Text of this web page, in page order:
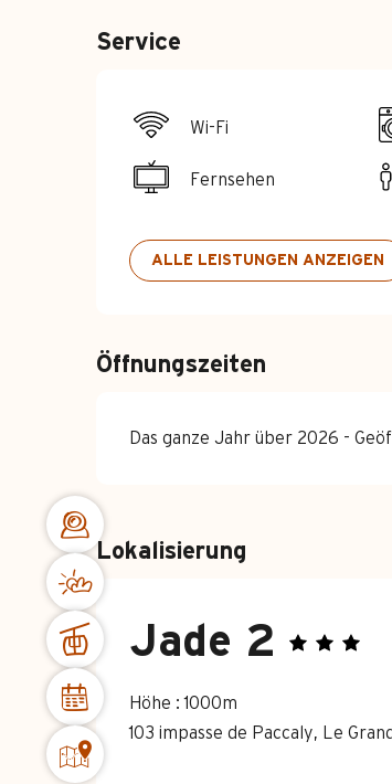
Service
Wi-Fi
Fernsehen
ALLE LEISTUNGEN ANZEIGEN
Öffnungszeiten
Das ganze Jahr über 2026 -
Lokalisierung
Jade 2
Höhe : 1000m
103 impasse de Paccaly, Le